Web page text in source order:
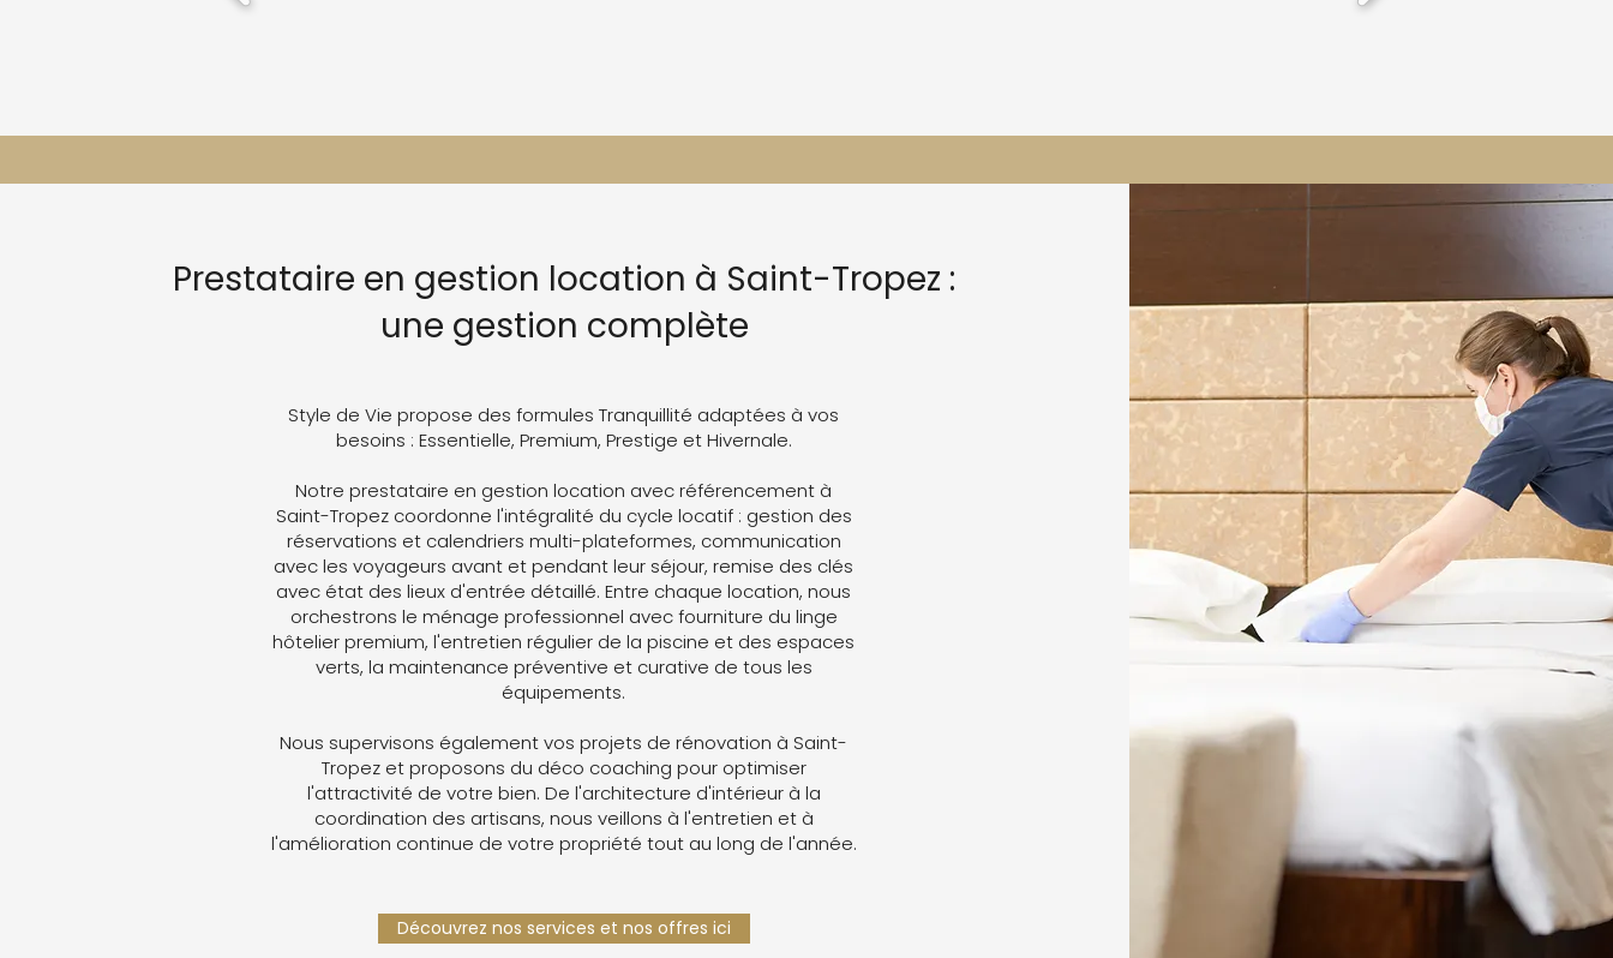
Prestataire en gestion location à Saint-Tropez :
une gestion complète
Style de Vie propose des formules Tranquillité adaptées à vos
besoins : Essentielle, Premium, Prestige et Hivernale.
Notre prestataire en gestion location avec référencement à
Saint-Tropez coordonne l'intégralité du cycle locatif : gestion des
réservations et calendriers multi-plateformes, communication
avec les voyageurs avant et pendant leur séjour, remise des clés
avec état des lieux d'entrée détaillé. Entre chaque location, nous
orchestrons le ménage professionnel avec fourniture du linge
hôtelier premium, l'entretien régulier de la piscine et des espaces
verts, la maintenance préventive et curative de tous les
équipements.
Nous supervisons également vos projets de rénovation à Saint-
Tropez et proposons du déco coaching pour optimiser
l'attractivité de votre bien. De l'architecture d'intérieur à la
coordination des artisans, nous veillons à l'entretien et à
l'amélioration continue de votre propriété tout au long de l'année.
Découvrez nos services et nos offres ici